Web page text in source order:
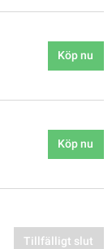
Köp nu
Köp nu
Tillfälligt slut